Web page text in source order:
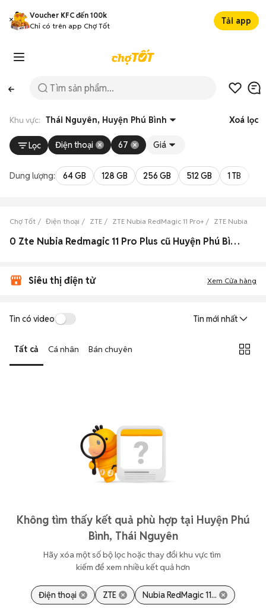
Voucher KFC đến 100k
Chỉ có trên app Chợ Tốt
Tải app
Khu vực: Thái Nguyên, Huyện Phú Bình Xoá lọc
Lọc Điện thoại 67 Giá
Dung lượng: 64 GB 128 GB 256 GB 512 GB 1 TB
Chợ Tốt Điện thoại ZTE ZTE Nubia RedMagic 11 Pro+ ZTE Nubia
0 Zte Nubia Redmagic 11 Pro Plus cũ Huyện Phú Bình, Thái Nguyên đẹp
Siêu thị điện tử Xem Cửa hàng
Tin có video Tin mới nhất
Tất cả Cá nhân Bán chuyên
Không tìm thấy kết quả phù hợp tại Huyện Phú
Bình, Thái Nguyên
Hãy xóa một số bộ lọc hoặc thay đổi khu vực tìm
kiếm để xem nhiều kết quả hơn
Điện thoại ZTE Nubia RedMagic 11...